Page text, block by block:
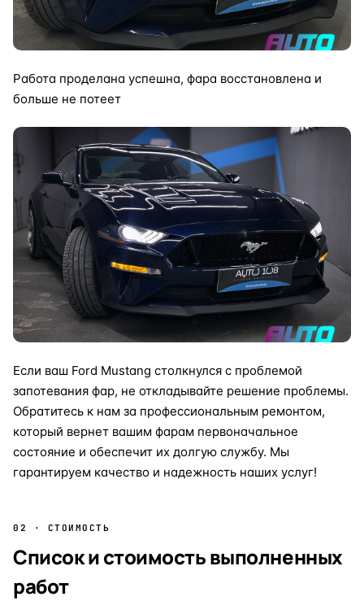
Работа проделана успешна, фара восстановлена и
больше не потеет
Если ваш Ford Mustang столкнулся с проблемой
запотевания фар, не откладывайте решение проблемы.
Обратитесь к нам за профессиональным ремонтом,
который вернет вашим фарам первоначальное
состояние и обеспечит их долгую службу. Мы
гарантируем качество и надежность наших услуг!
02 · СТОИМОСТЬ
Список и стоимость выполненных
работ